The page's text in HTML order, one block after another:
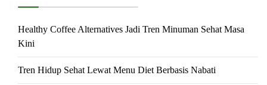
Healthy Coffee Alternatives Jadi Tren Minuman Sehat Masa
Kini
Tren Hidup Sehat Lewat Menu Diet Berbasis Nabati